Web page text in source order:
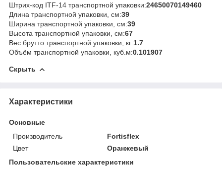
Штрих-код ITF-14 транспортной упаковки:24650070149460
Длина транспортной упаковки, см:39
Ширина транспортной упаковки, см:39
Высота транспортной упаковки, см:67
Вес брутто транспортной упаковки, кг:1.7
Объём транспортной упаковки, куб.м:0.101907
Скрыть
Характеристики
Основные
Производитель
Fortisflex
Цвет
Оранжевый
Пользовательские характеристики